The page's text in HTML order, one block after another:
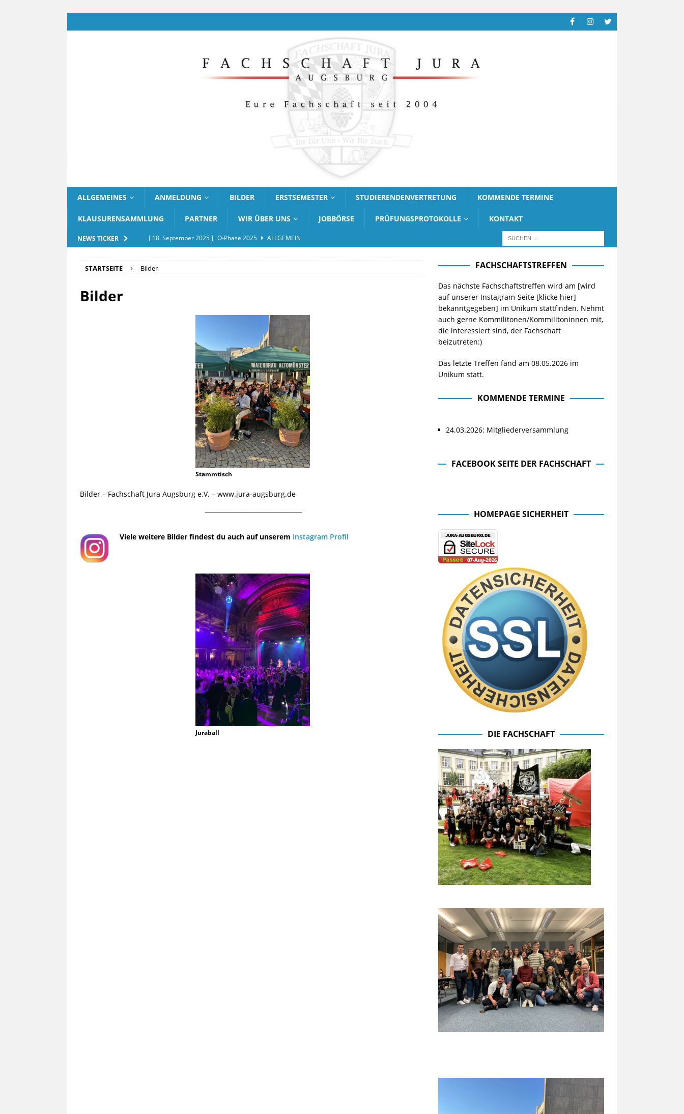
ALLGEMEINES ANMELDUNG BILDER ERSTSEMESTER STUDIERENDENVERTRETUNG KOMMENDE TERMINE
KLAUSURENSAMMLUNG PARTNER WIR ÜBER UNS JOBBÖRSE PRÜFUNGSPROTOKOLLE KONTAKT
NEWS TICKER [ 18. September 2025 ] O-Phase 2025
ALLGEMEIN
[ 20. September 2025 ]
STARTSEITE Bilder
Bilder
Stammtisch
Bilder – Fachschaft Jura Augsburg e.V. – www.jura-augsburg.de
¯¯¯¯¯¯¯¯¯¯¯¯¯¯¯¯¯¯¯¯¯¯¯¯¯¯¯¯¯¯¯¯¯¯¯¯¯¯
Viele weitere Bilder findest du auch auf unserem Instagram Profil
Juraball
FACHSCHAFTSTREFFEN
Das nächste Fachschaftstreffen wird am [wird
auf unserer Instagram-Seite [klicke hier]
bekanntgegeben] im Unikum stattfinden. Nehmt
auch gerne Kommilitonen/Kommilitoninnen mit,
die interessiert sind, der Fachschaft
beizutreten:)
Das letzte Treffen fand am 08.05.2026 im
Unikum statt.
KOMMENDE TERMINE
24.03.2026: Mitgliederversammlung
FACEBOOK SEITE DER FACHSCHAFT
HOMEPAGE SICHERHEIT
DIE FACHSCHAFT